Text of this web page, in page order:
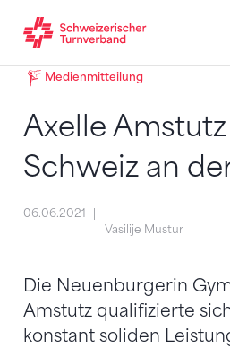
Zum Inhalt springen
Zur Sitemap navigieren
Zum Navigieren dieser Seite
Medienmitteilung
Axelle
Schweiz an
06.06.2021
Vasilije Mustur
Die Neuenburgerin
Amstutz qualifizierte
konstant soliden